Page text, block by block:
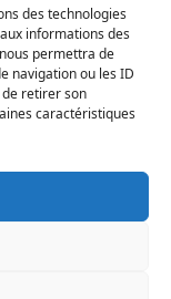
des technologies
informations des
permettra de
navigation ou les ID
de retirer son
caractéristiques
actualités